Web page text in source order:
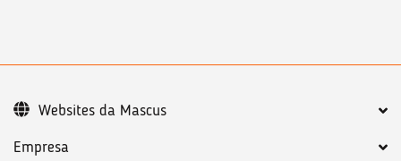
Empresa
Websites da Mascus